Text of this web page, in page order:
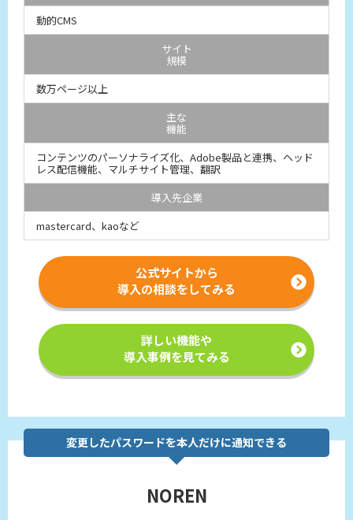
動的CMS
サイト
規模
数万ページ以上
主な
機能
コンテンツのパーソナライズ化、Adobe製品と連携、ヘッド
レス配信機能、マルチサイト管理、翻訳
導入先企業
mastercard、kaoなど
公式サイトから
導入の相談をしてみる
詳しい機能や
導入事例を見てみる
変更したパスワードを本人だけに通知できる
NOREN